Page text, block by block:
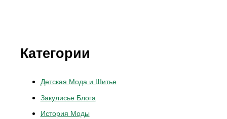
Категории
Детская Мода и Шитье
Закулисье Блога
История Моды